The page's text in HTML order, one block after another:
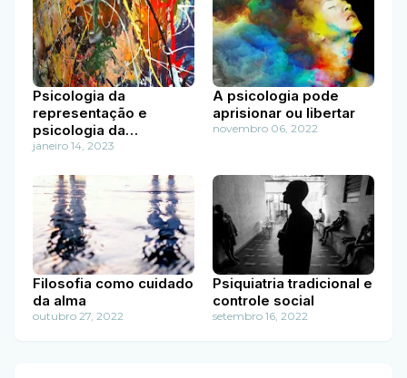
Psicologia da
representação e
psicologia da
diferença
janeiro 14, 2023
A psicologia pode
aprisionar ou libertar
novembro 06, 2022
Filosofia como cuidado
da alma
outubro 27, 2022
Psiquiatria tradicional e
controle social
setembro 16, 2022